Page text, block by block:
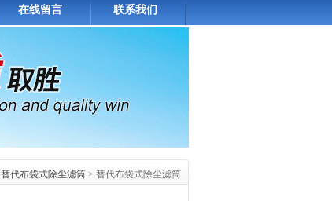
在线留言 联系我们
替代布袋式除尘滤筒 > 替代布袋式除尘滤筒